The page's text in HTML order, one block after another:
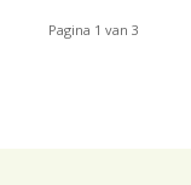
Pagina 1 van 3